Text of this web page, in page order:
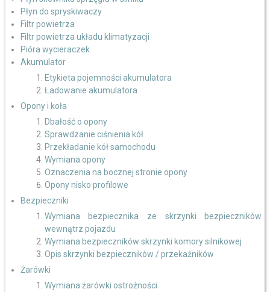
Płyn do spryskiwaczy
Filtr powietrza
Filtr powietrza układu klimatyzacji
Pióra wycieraczek
Akumulator
Etykieta pojemności akumulatora
Ładowanie akumulatora
Opony i koła
Dbałość o opony
Sprawdzanie ciśnienia kół
Przekładanie kół samochodu
Wymiana opony
Oznaczenia na bocznej stronie opony
Opony nisko profilowe
Bezpieczniki
Wymiana bezpiecznika ze skrzynki bezpieczników
wewnątrz pojazdu
Wymiana bezpieczników skrzynki komory silnikowej
Opis skrzynki bezpieczników / przekaźników
Żarówki
Wymiana żarówki ostrożności